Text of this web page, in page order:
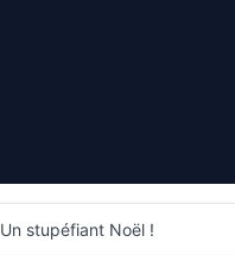
Un stupéfiant Noël !